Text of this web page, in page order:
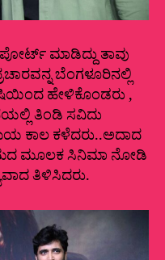
ಮಾಡಿದ್ದು ತಾವು
ಬೆಂಗಳೂರಿನಲ್ಲಿ
ಹೇಳಿಕೊಂಡರು ,
ತಿಂಡಿ ಸವಿದು
ಕಾಲ ಕಳೆದರು..ಅದಾದ
ಮೂಲಕ ಸಿನಿಮಾ ನೋಡಿ
ತಿಳಿಸಿದರು.